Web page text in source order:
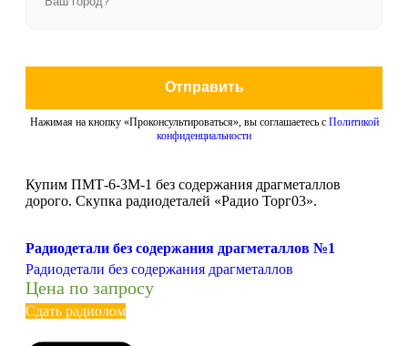
Отправить
Нажимая на кнопку «Проконсультироваться», вы соглашаетесь с Политикой
конфиденциальности
Купим ПМТ-6-3М-1 без содержания драгметаллов
дорого. Скупка радиодеталей «Радио Торг03».
Радиодетали без содержания драгметаллов №1
Радиодетали без содержания драгметаллов
Цена по запросу
Сдать радиолом